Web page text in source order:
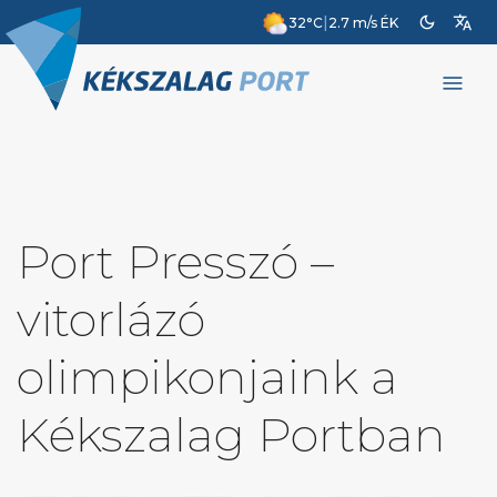
32°C| 2.7 m/s ÉK dark_mode translate
menu
Port Presszó –
vitorlázó
olimpikonjaink a
Kékszalag Portban